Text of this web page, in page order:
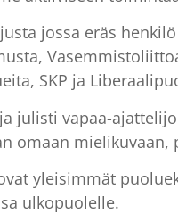
jossa eräs
SKP ja
julisti vapaa-
omaan
yleisimmät
ulkopuolelle.